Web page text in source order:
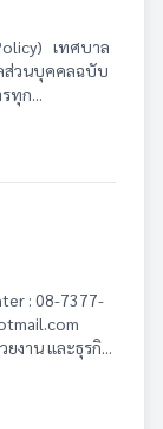
เทศบาล
ส่วนบุคคลฉบับ
ทุก...
: 08-7377-
งาน และธุรกิ...